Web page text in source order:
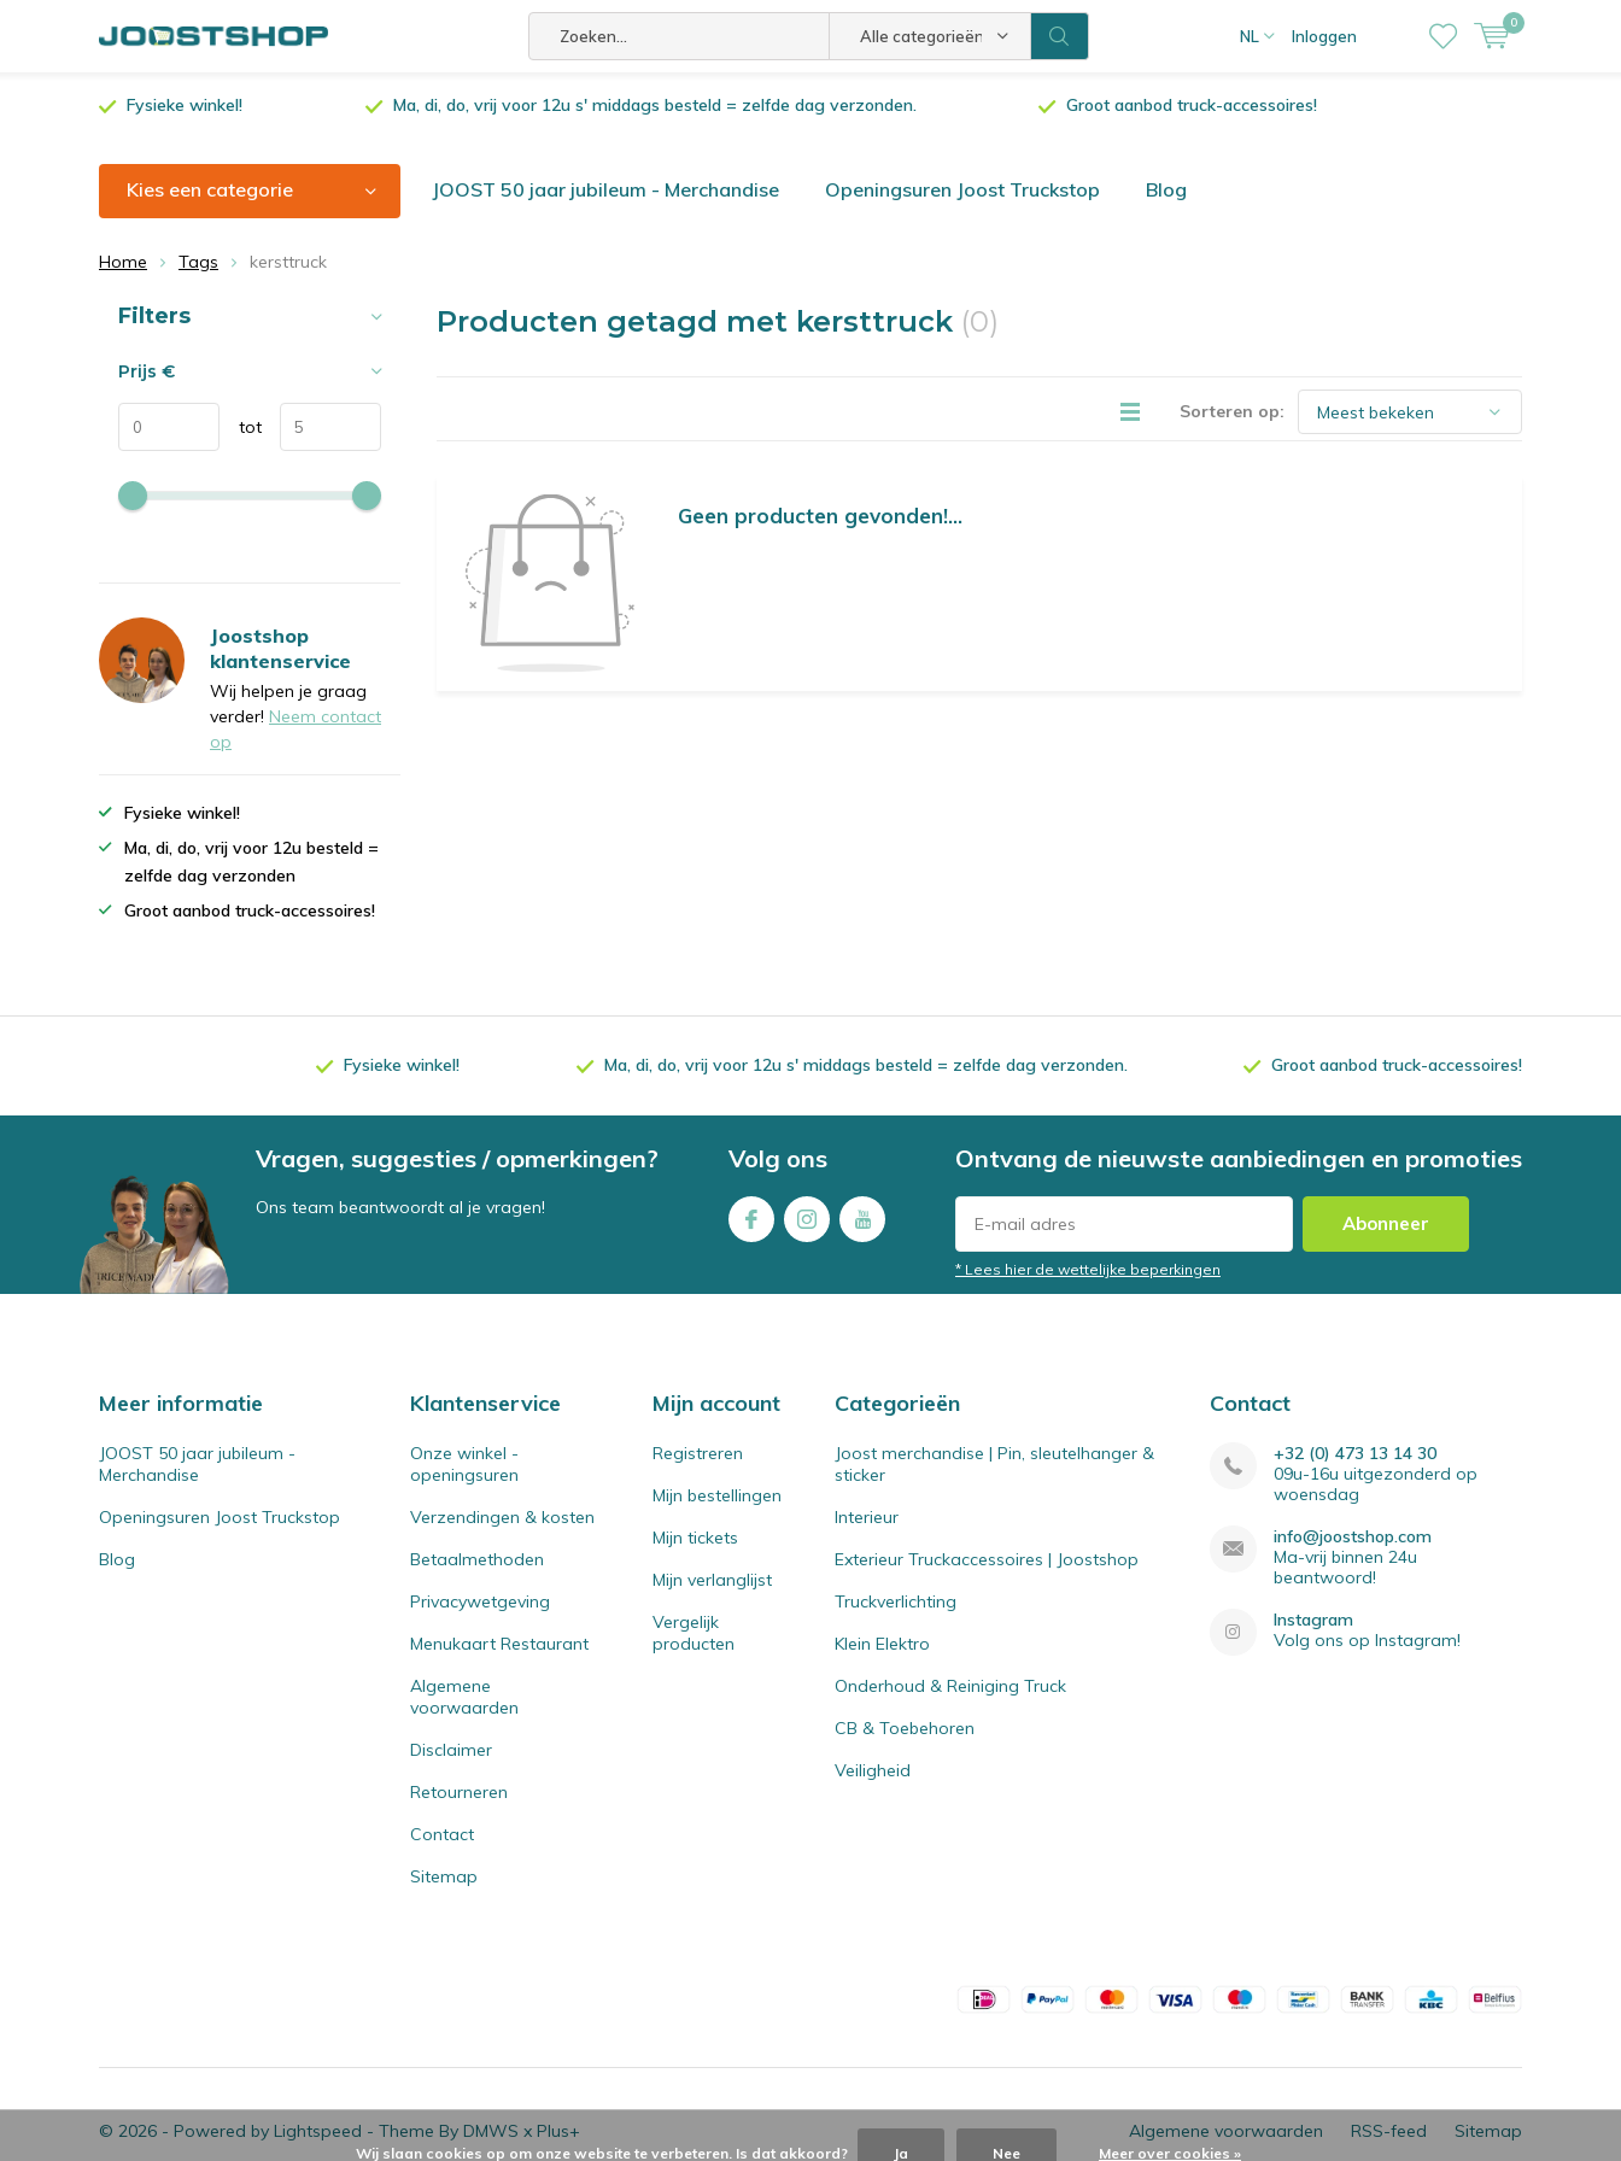
Alle categorieën NL Inloggen
0
Fysieke winkel! Ma, di, do, vrij voor 12u s' middags besteld = zelfde dag verzonden. Groot aanbod truck-accessoires!
Kies een categorie JOOST 50 jaar jubileum - Merchandise Openingsuren Joost Truckstop Blog
Home Tags kersttruck
Producten getagd met kersttruck (0)
Sorteren op:
Geen producten gevonden!...
Sorteren op:
Filters
Prijs €
tot
Joostshop
klantenservice
Wij helpen je graag
verder! Neem contact
op
Fysieke winkel!
Ma, di, do, vrij voor 12u besteld =
zelfde dag verzonden
Groot aanbod truck-accessoires!
Fysieke winkel! Ma, di, do, vrij voor 12u s' middags besteld = zelfde dag verzonden. Groot aanbod truck-accessoires!
Vragen, suggesties / opmerkingen?
Ons team beantwoordt al je vragen!
Volg ons Ontvang de nieuwste aanbiedingen en promoties
Abonneer
* Lees hier de wettelijke beperkingen
Meer informatie
JOOST 50 jaar jubileum -
Merchandise
Openingsuren Joost Truckstop
Blog
Klantenservice
Onze winkel -
openingsuren
Verzendingen & kosten
Betaalmethoden
Privacywetgeving
Menukaart Restaurant
Algemene
voorwaarden
Disclaimer
Retourneren
Contact
Sitemap
Mijn account
Registreren
Mijn bestellingen
Mijn tickets
Mijn verlanglijst
Vergelijk
producten
Categorieën
Joost merchandise | Pin, sleutelhanger &
sticker
Interieur
Exterieur Truckaccessoires | Joostshop
Truckverlichting
Klein Elektro
Onderhoud & Reiniging Truck
CB & Toebehoren
Veiligheid
Contact
+32 (0) 473 13 14 30
09u-16u uitgezonderd op
woensdag
info@joostshop.com
Ma-vrij binnen 24u
beantwoord!
Instagram
Volg ons op Instagram!
© 2026 - Powered by Lightspeed - Theme By DMWS x Plus+ Algemene voorwaarden RSS-feed Sitemap
Wij slaan cookies op om onze website te verbeteren. Is dat akkoord? Ja Nee Meer over cookies »